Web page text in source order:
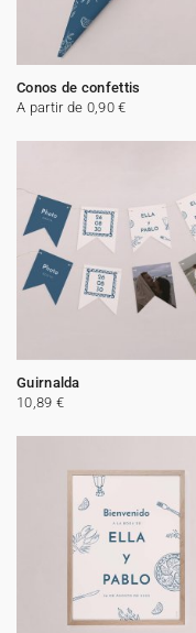
Conos de confettis
A partir de 0,90 €
Guirnalda
10,89 €